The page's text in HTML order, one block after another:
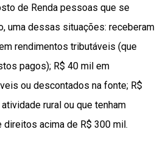
de Renda pessoas que se
uma dessas situações: receberam
rendimentos tributáveis (que
pagos); R$ 40 mil em
ou descontados na fonte; R$
rural ou que tenham
acima de R$ 300 mil.